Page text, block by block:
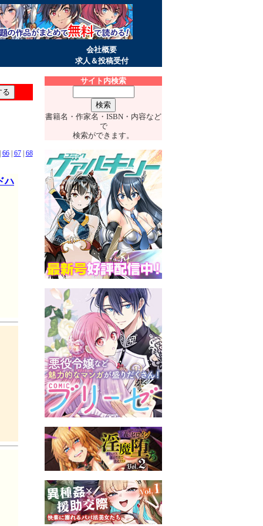
会社概要
求人＆投稿受付
66| 67| 68
ハ
サイト内検索
書籍名・作家名・ISBN・内容など
で
検索ができます。